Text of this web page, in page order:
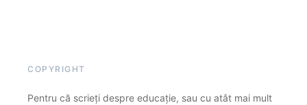
COPYRIGHT
Pentru că scrieți despre educație, sau cu atât mai mult